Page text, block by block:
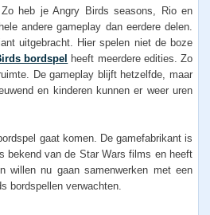
heb je Angry Birds seasons, Rio en
andere gameplay dan eerdere delen.
uitgebracht. Hier spelen niet de boze
bordspel
heeft meerdere edities. Zo
De gameplay blijft hetzelfde, maar
en kinderen kunnen er weer uren
gaat komen. De gamefabrikant is
bekend van de Star Wars films en heeft
willen nu gaan samenwerken met een
bordspellen verwachten.